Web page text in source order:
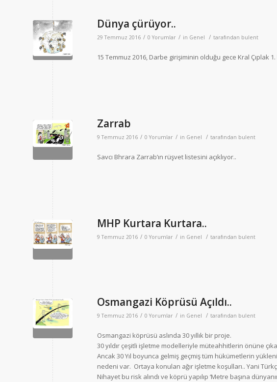
Dünya çürüyor..
29 Temmuz 2016 / 0 Yorumlar / in Genel / tarafından bulent
15 Temmuz 2016, Darbe girişiminin olduğu gece Kral Çıplak
Zarrab
9 Temmuz 2016 / 0 Yorumlar / in Genel / tarafından bulent
Savcı Bhrara Zarrab’ın rüşvet listesini açıklıyor..
MHP Kurtara Kurtara..
9 Temmuz 2016 / 0 Yorumlar / in Genel / tarafından bulent
Osmangazi Köprüsü Açıldı..
9 Temmuz 2016 / 0 Yorumlar / in Genel / tarafından bulent
Osmangazi köprüsü aslında 30 yıllık bir proje.
30 yıldır çeşitli işletme modelleriyle müteahhitlerin önüne
Ancak 30 Yıl boyunca gelmiş geçmiş tüm hükümetlerin
nedeni var. Ortaya konulan ağır işletme koşulları.. Yani
Nihayet bu risk alındı ve köprü yapılıp ‘Metre başına